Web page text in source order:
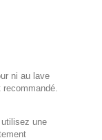
ni au lave
une